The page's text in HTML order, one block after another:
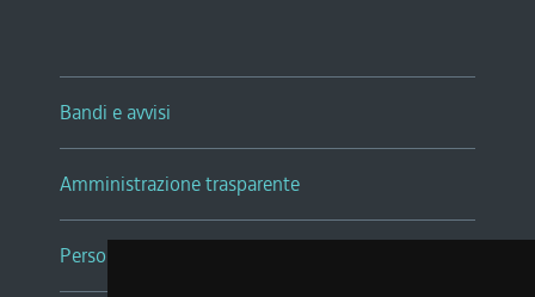
Bandi e avvisi
Amministrazione trasparente
Persone e Uffici